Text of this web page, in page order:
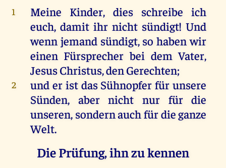
1 Meine Kinder, dies schreibe ich
euch, damit ihr nicht sündigt!Und
wenn jemand sündigt, so haben wir
einen Fürsprecher bei dem Vater,
JesusChristus,denGerechten;
2 und er ist dasSühnopferfür unsere
Sünden, aber nicht nur für die
unseren, sondernauchfürdieganze
Welt.
Die Prüfung, ihn zu kennen